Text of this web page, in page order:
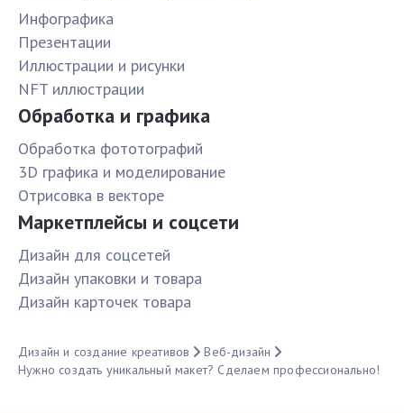
Инфографика
Презентации
Иллюстрации и рисунки
NFT иллюстрации
Обработка и графика
Обработка фототографий
3D графика и моделирование
Отрисовка в векторе
Маркетплейсы и соцсети
Дизайн для соцсетей
Дизайн упаковки и товара
Дизайн карточек товара
Дизайн и создание креативов
Веб-дизайн
Нужно создать уникальный макет? Сделаем профессионально!